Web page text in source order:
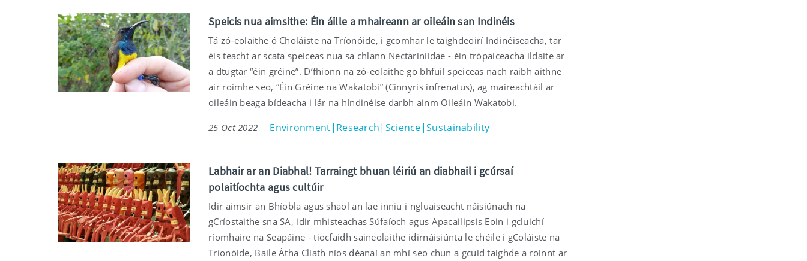
Speicis nua aimsithe: Éin áille a mhaireann ar oileáin san Indinéis
Tá zó-eolaithe ó Choláiste na Tríonóide, i gcomhar le taighdeoirí Indinéiseacha, tar
éis teacht ar scata speiceas nua sa chlann Nectariniidae - éin trópaiceacha ildaite ar
a dtugtar “éin gréine”. D’fhionn na zó-eolaithe go bhfuil speiceas nach raibh aithne
air roimhe seo, “Éin Gréine na Wakatobi” (Cinnyris infrenatus), ag maireachtáil ar
oileáin beaga bídeacha i lár na hIndinéise darbh ainm Oileáin Wakatobi.
25 Oct 2022 Environment|Research|Science|Sustainability
Labhair ar an Diabhal! Tarraingt bhuan léiriú an diabhail i gcúrsaí
polaitíochta agus cultúir
Idir aimsir an Bhíobla agus shaol an lae inniu i ngluaiseacht náisiúnach na
gCríostaithe sna SA, idir mhisteachas Súfaíoch agus Apacailipsis Eoin i gcluichí
ríomhaire na Seapáine - tiocfaidh saineolaithe idirnáisiúnta le chéile i gColáiste na
Tríonóide, Baile Átha Cliath níos déanaí an mhí seo chun a gcuid taighde a roinnt ar